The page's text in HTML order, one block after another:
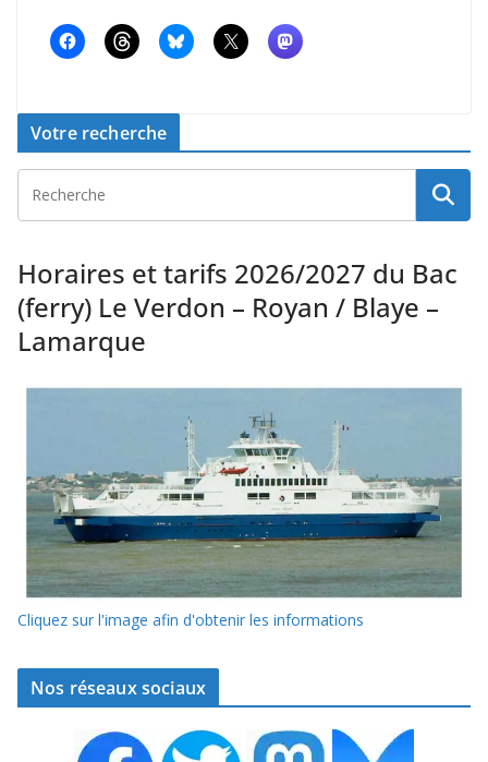
Votre recherche
Horaires et tarifs 2026/2027 du Bac
(ferry) Le Verdon – Royan / Blaye –
Lamarque
Cliquez sur l'image afin d'obtenir les informations
Nos réseaux sociaux